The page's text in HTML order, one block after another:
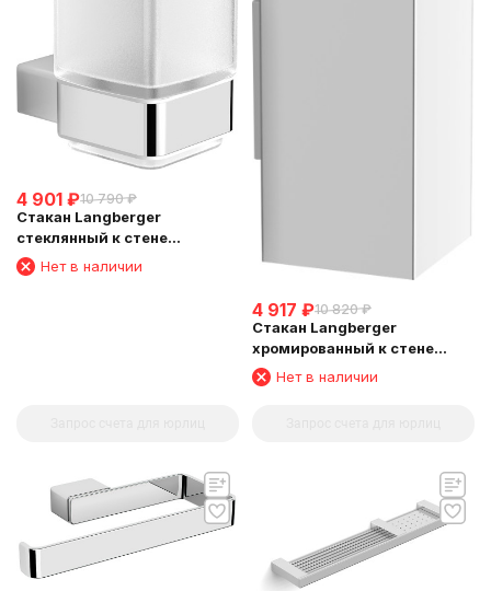
4 901 ₽10 790 ₽
Стакан Langberger
стеклянный к стене
квадратный 11311A
Нет в наличии
4 917 ₽10 820 ₽
Стакан Langberger
хромированный к стене
квадратный 30011A
Нет в наличии